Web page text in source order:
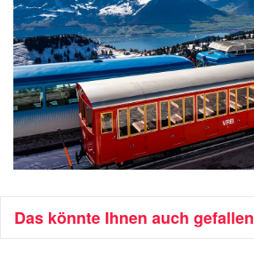
Das könnte Ihnen auch gefallen